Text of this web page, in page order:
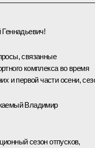
связанные
комплекса во время
и первой части осени,
Владимир
сезон отпусков,